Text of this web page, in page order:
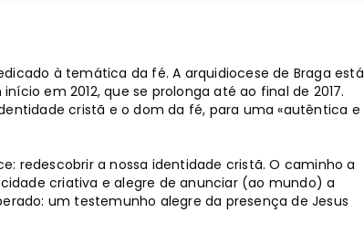
à temática da fé. A arquidiocese de Braga está
em 2012, que se prolonga até ao final de 2017.
cristã e o dom da fé, para uma «autêntica e
redescobrir a nossa identidade cristã. O caminho a
criativa e alegre de anunciar (ao mundo) a
um testemunho alegre da presença de Jesus